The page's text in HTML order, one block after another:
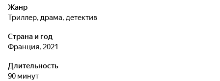
Жанр
триллер, драма, детектив
Страна и год
Франция, 2021
Длительность
90 минут